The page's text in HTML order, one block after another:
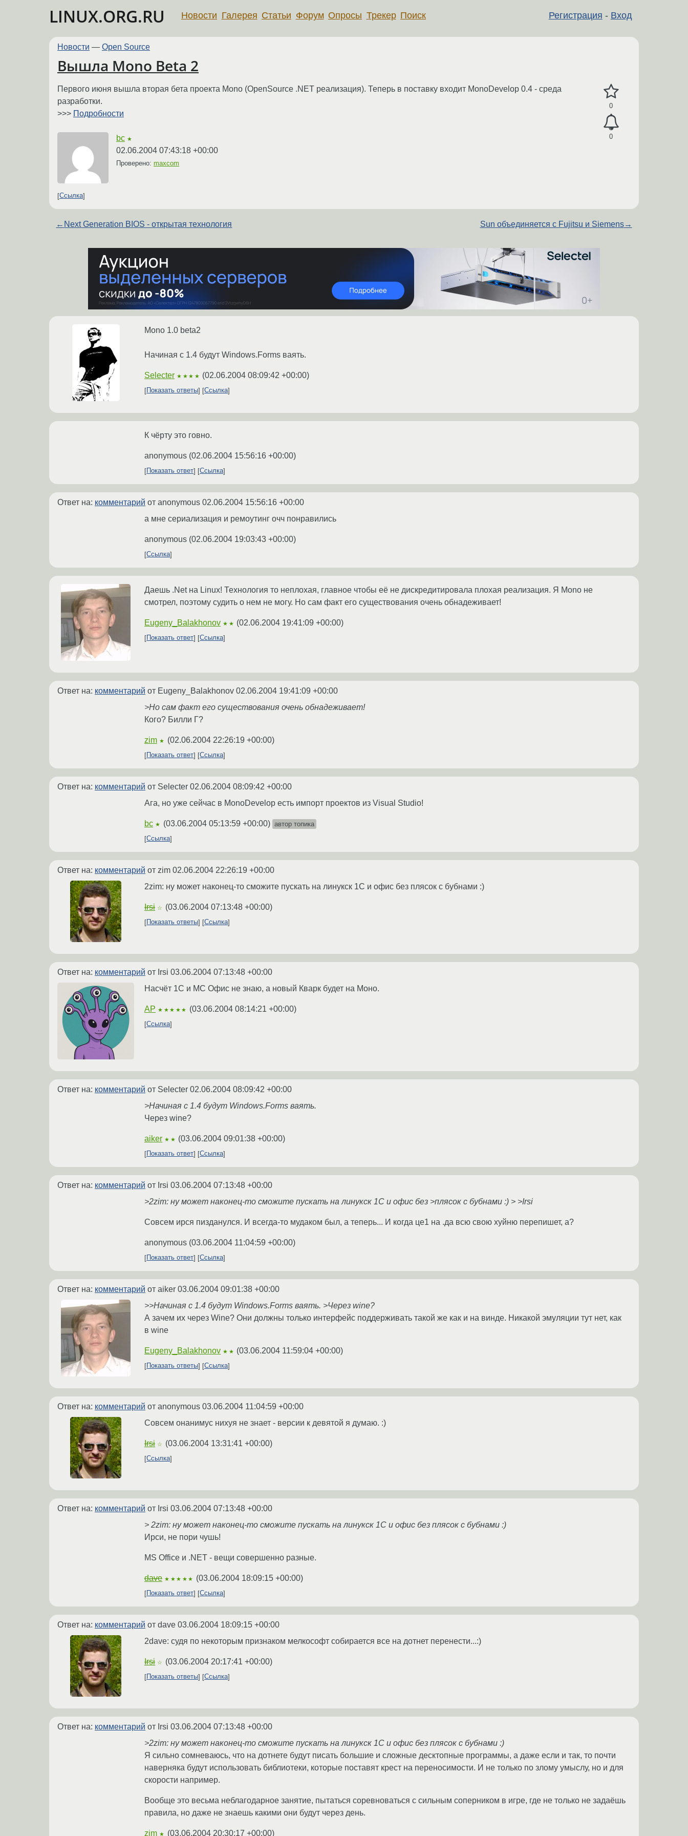
LINUX.ORG.RU Регистрация - Вход
Новости Галерея Статьи Форум Опросы Трекер Поиск
Новости — Open Source
Вышла Mono Beta 2
0
0
Первого июня вышла вторая бета проекта Mono (OpenSource .NET реализация). Теперь в поставку входит MonoDevelop 0.4 - среда
разработки.
>>> Подробности
bc ★
02.06.2004 07:43:18 +00:00
Проверено: maxcom
Ссылка
← Next Generation BIOS - открытая технология Sun объединяется с Fujitsu и Siemens→
Mono 1.0 beta2
Начиная с 1.4 будут Windows.Forms ваять.
Selecter ★★★★ (02.06.2004 08:09:42 +00:00)
Показать ответы Ссылка
К чёрту это говно.
anonymous (02.06.2004 15:56:16 +00:00)
Показать ответ Ссылка
Ответ на: комментарий от anonymous 02.06.2004 15:56:16 +00:00
а мне сериализация и ремоутинг очч понравились
anonymous (02.06.2004 19:03:43 +00:00)
Ссылка
Даешь .Net на Linux! Технология то неплохая, главное чтобы её не дискредитировала плохая реализация. Я Mono не
смотрел, поэтому судить о нем не могу. Но сам факт его существования очень обнадеживает!
Eugeny_Balakhonov ★★ (02.06.2004 19:41:09 +00:00)
Показать ответ Ссылка
Ответ на: комментарий от Eugeny_Balakhonov 02.06.2004 19:41:09 +00:00
>Но сам факт его существования очень обнадеживает!
Кого? Билли Г?
zim ★ (02.06.2004 22:26:19 +00:00)
Показать ответ Ссылка
Ответ на: комментарий от Selecter 02.06.2004 08:09:42 +00:00
Ага, но уже сейчас в MonoDevelop есть импорт проектов из Visual Studio!
bc ★ (03.06.2004 05:13:59 +00:00) автор топика
Ссылка
Ответ на: комментарий от zim 02.06.2004 22:26:19 +00:00
2zim: ну может наконец-то сможите пускать на линукск 1С и офис без плясок с бубнами :)
Irsi ☆ (03.06.2004 07:13:48 +00:00)
Показать ответы Ссылка
Ответ на: комментарий от Irsi 03.06.2004 07:13:48 +00:00
Насчёт 1С и МС Офис не знаю, а новый Кварк будет на Моно.
AP ★★★★★ (03.06.2004 08:14:21 +00:00)
Ссылка
Ответ на: комментарий от Selecter 02.06.2004 08:09:42 +00:00
>Начиная с 1.4 будут Windows.Forms ваять.
Через wine?
aiker ★★ (03.06.2004 09:01:38 +00:00)
Показать ответ Ссылка
Ответ на: комментарий от Irsi 03.06.2004 07:13:48 +00:00
>2zim: ну может наконец-то сможите пускать на линукск 1С и офис без >плясок с бубнами :) > >Irsi
Совсем ирся пизданулся. И всегда-то мудаком был, а теперь... И когда це1 на .да всю свою хуйню перепишет, а?
anonymous (03.06.2004 11:04:59 +00:00)
Показать ответ Ссылка
Ответ на: комментарий от aiker 03.06.2004 09:01:38 +00:00
>>Начиная с 1.4 будут Windows.Forms ваять. >Через wine?
А зачем их через Wine? Они должны только интерфейс поддерживать такой же как и на винде. Никакой эмуляции тут нет, как
в wine
Eugeny_Balakhonov ★★ (03.06.2004 11:59:04 +00:00)
Показать ответы Ссылка
Ответ на: комментарий от anonymous 03.06.2004 11:04:59 +00:00
Совсем онанимус нихуя не знает - версии к девятой я думаю. :)
Irsi ☆ (03.06.2004 13:31:41 +00:00)
Ссылка
Ответ на: комментарий от Irsi 03.06.2004 07:13:48 +00:00
> 2zim: ну может наконец-то сможите пускать на линукск 1С и офис без плясок с бубнами :)
Ирси, не пори чушь!
MS Office и .NET - вещи совершенно разные.
dave ★★★★★ (03.06.2004 18:09:15 +00:00)
Показать ответ Ссылка
Ответ на: комментарий от dave 03.06.2004 18:09:15 +00:00
2dave: судя по некоторым признаком мелкософт собирается все на дотнет перенести...:)
Irsi ☆ (03.06.2004 20:17:41 +00:00)
Показать ответы Ссылка
Ответ на: комментарий от Irsi 03.06.2004 07:13:48 +00:00
>2zim: ну может наконец-то сможите пускать на линукск 1С и офис без плясок с бубнами :)
Я сильно сомневаюсь, что на дотнете будут писать большие и сложные десктопные программы, а даже если и так, то почти
наверняка будут использовать библиотеки, которые поставят крест на переносимости. И не только по злому умыслу, но и для
скорости например.
Вообще это весьма неблагодарное занятие, пытаться соревноваться с сильным соперником в игре, где не только не задаёшь
правила, но даже не знаешь какими они будут через день.
zim ★ (03.06.2004 20:30:17 +00:00)